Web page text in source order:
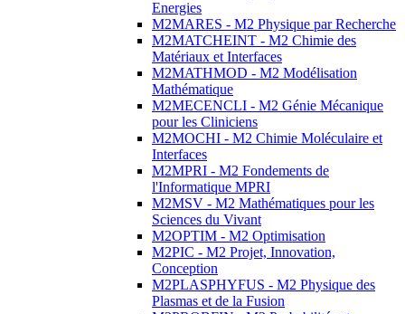
Energies
M2MARES - M2 Physique par Recherche
M2MATCHEINT - M2 Chimie des
Matériaux et Interfaces
M2MATHMOD - M2 Modélisation
Mathématique
M2MECENCLI - M2 Génie Mécanique
pour les Cliniciens
M2MOCHI - M2 Chimie Moléculaire et
Interfaces
M2MPRI - M2 Fondements de
l'Informatique MPRI
M2MSV - M2 Mathématiques pour les
Sciences du Vivant
M2OPTIM - M2 Optimisation
M2PIC - M2 Projet, Innovation,
Conception
M2PLASPHYFUS - M2 Physique des
Plasmas et de la Fusion